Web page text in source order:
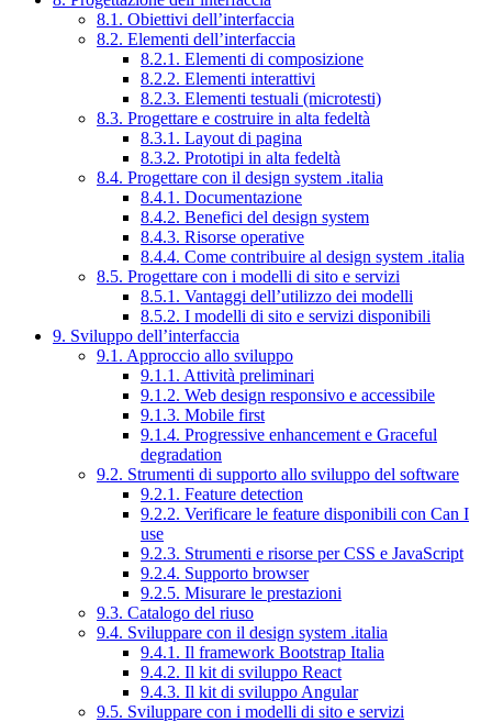
8.1. Obiettivi dell’interfaccia
8.2. Elementi dell’interfaccia
8.2.1. Elementi di composizione
8.2.2. Elementi interattivi
8.2.3. Elementi testuali (microtesti)
8.3. Progettare e costruire in alta fedeltà
8.3.1. Layout di pagina
8.3.2. Prototipi in alta fedeltà
8.4. Progettare con il design system .italia
8.4.1. Documentazione
8.4.2. Benefici del design system
8.4.3. Risorse operative
8.4.4. Come contribuire al design system .italia
8.5. Progettare con i modelli di sito e servizi
8.5.1. Vantaggi dell’utilizzo dei modelli
8.5.2. I modelli di sito e servizi disponibili
9. Sviluppo dell’interfaccia
9.1. Approccio allo sviluppo
9.1.1. Attività preliminari
9.1.2. Web design responsivo e accessibile
9.1.3. Mobile first
9.1.4. Progressive enhancement e Graceful
degradation
9.2. Strumenti di supporto allo sviluppo del software
9.2.1. Feature detection
9.2.2. Verificare le feature disponibili con Can I
use
9.2.3. Strumenti e risorse per CSS e JavaScript
9.2.4. Supporto browser
9.2.5. Misurare le prestazioni
9.3. Catalogo del riuso
9.4. Sviluppare con il design system .italia
9.4.1. Il framework Bootstrap Italia
9.4.2. Il kit di sviluppo React
9.4.3. Il kit di sviluppo Angular
9.5. Sviluppare con i modelli di sito e servizi